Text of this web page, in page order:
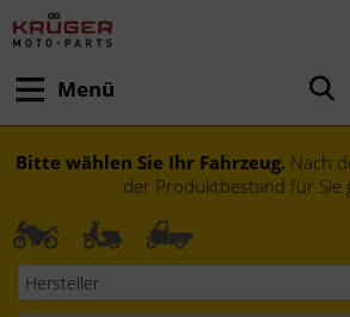
Menü
Bitte wählen Sie Ihr Fahrzeug. Nach
der Produktbestand für Sie